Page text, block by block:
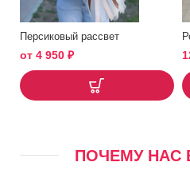
Персиковый рассвет
от 4 950 ₽
ПОЧЕМУ НАС